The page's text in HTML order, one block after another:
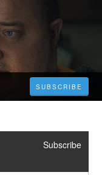
SUBSCRIBE
Subscribe